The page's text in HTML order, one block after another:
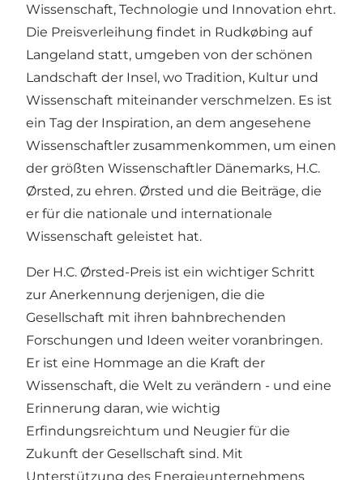
Wissenschaft, Technologie und Innovation ehrt.
Die Preisverleihung findet in Rudkøbing auf
Langeland statt, umgeben von der schönen
Landschaft der Insel, wo Tradition, Kultur und
Wissenschaft miteinander verschmelzen. Es ist
ein Tag der Inspiration, an dem angesehene
Wissenschaftler zusammenkommen, um einen
der größten Wissenschaftler Dänemarks, H.C.
Ørsted, zu ehren. Ørsted und die Beiträge, die
er für die nationale und internationale
Wissenschaft geleistet hat.
Der H.C. Ørsted-Preis ist ein wichtiger Schritt
zur Anerkennung derjenigen, die die
Gesellschaft mit ihren bahnbrechenden
Forschungen und Ideen weiter voranbringen.
Er ist eine Hommage an die Kraft der
Wissenschaft, die Welt zu verändern - und eine
Erinnerung daran, wie wichtig
Erfindungsreichtum und Neugier für die
Zukunft der Gesellschaft sind. Mit
Unterstützung des Energieunternehmens